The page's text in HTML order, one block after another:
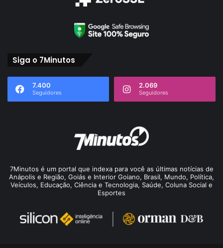
Siga o 7Minutos
7.400
Seguidores
2.069
Seguidores
7Minutos é um portal que indexa para você as últimas notícias de
Anápolis e Região, Goiás e Interior Goiano, Brasil, Mundo, Política,
Veículos, Educação, Ciência e Tecnologia, Saúde, Coluna Social e
Esportes